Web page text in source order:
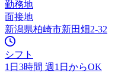
勤務地
面接地
新潟県柏崎市新田畑2-32
シフト
1日3時間 週1日からOK